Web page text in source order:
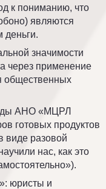
к пониманию, что
являются
деньги.
значимости
через применение
общественных
АНО «МЦРЛ
готовых продуктов
виде разовой
нас, как это
юристы и